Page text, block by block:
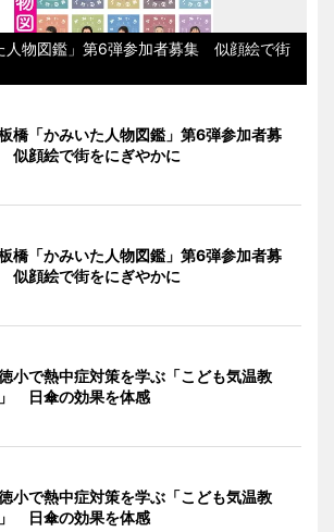
人物図鑑」第6弾参加者募集 似顔絵で街
板橋「かみいた人物図鑑」第6弾参加者募
顔絵で街をにぎやかに
板橋「かみいた人物図鑑」第6弾参加者募
顔絵で街をにぎやかに
小で熱中症対策を学ぶ「こども気温教
日傘の効果を体感
小で熱中症対策を学ぶ「こども気温教
日傘の効果を体感